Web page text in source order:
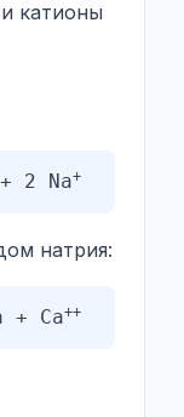
катионы
2 Na+
натрия:
+ Ca++